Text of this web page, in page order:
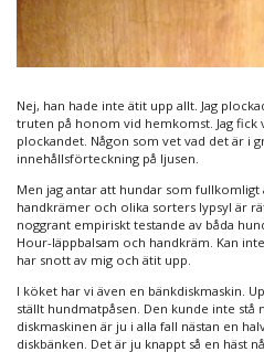
Nej, han hade inte ätit upp allt. Jag
truten på honom vid hemkomst. Jag fick
plockandet. Någon som vet vad det är i
innehållsförteckning på ljusen.
Men jag antar att hundar som fullkomligt
handkrämer och olika sorters lypsyl är
noggrant empiriskt testande av båda
Hour-läppbalsam och handkräm. Kan
har snott av mig och ätit upp.
I köket har vi även en bänkdiskmaskin.
ställt hundmatpåsen. Den kunde inte stå
diskmaskinen är ju i alla fall nästan en
diskbänken. Det är ju knappt så en häst